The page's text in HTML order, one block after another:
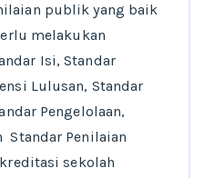
publik yang baik
melakukan
Isi, Standar
Lulusan, Standar
Pengelolaan,
Standar Penilaian
sekolah